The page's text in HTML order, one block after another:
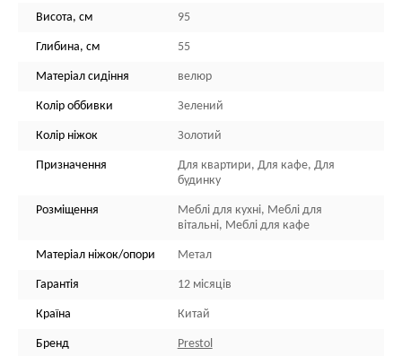
Висота, см 95
Глибина, см 55
Матеріал сидіння велюр
Колір оббивки Зелений
Колір ніжок Золотий
Призначення
Для квартири, Для кафе, Для
будинку
Розміщення
Меблі для кухні, Меблі для
вітальні, Меблі для кафе
Матеріал ніжок/опори Метал
Гарантія 12 місяців
Країна Китай
Бренд Prestol